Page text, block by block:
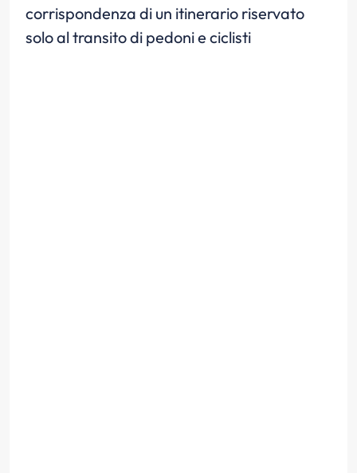
corrispondenza di un itinerario riservato
solo al transito di pedoni e ciclisti